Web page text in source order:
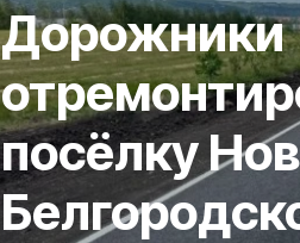
Дорожники
посёлку